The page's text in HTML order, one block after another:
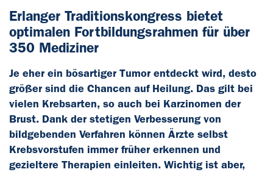
Erlanger Traditionskongress bietet
optimalen Fortbildungsrahmen für über
350 Mediziner
Je eher ein bösartiger Tumor entdeckt wird, desto
größer sind die Chancen auf Heilung. Das gilt bei
vielen Krebsarten, so auch bei Karzinomen der
Brust. Dank der stetigen Verbesserung von
bildgebenden Verfahren können Ärzte selbst
Krebsvorstufen immer früher erkennen und
gezieltere Therapien einleiten. Wichtig ist aber,